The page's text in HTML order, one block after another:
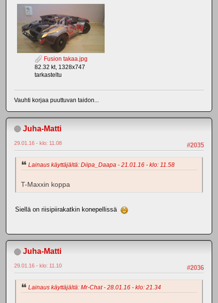
Fusion takaa.jpg
82.32 kt, 1328x747
tarkasteltu
Vauhti korjaa puuttuvan taidon...
Juha-Matti
#2035
29.01.16 - klo: 11.08
Lainaus käyttäjältä: Diipa_Daapa - 21.01.16 - klo: 11.58
T-Maxxin koppa
Siellä on riisipiirakatkin konepellissä
Juha-Matti
#2036
29.01.16 - klo: 11.10
Lainaus käyttäjältä: Mr-Chat - 28.01.16 - klo: 21.34